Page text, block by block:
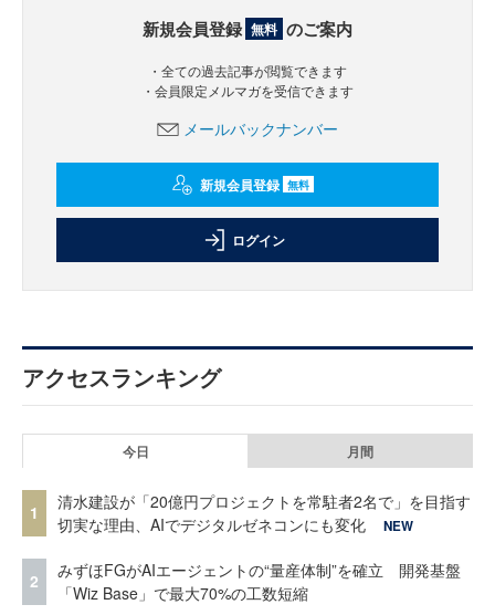
新規会員登録 無料 のご案内
・全ての過去記事が閲覧できます
・会員限定メルマガを受信できます
メールバックナンバー
新規会員登録 無料
ログイン
アクセスランキング
今日 月間
1
清水建設が「20億円プロジェクトを常駐者2名で」を目指す
切実な理由、AIでデジタルゼネコンにも変化
NEW
2
みずほFGがAIエージェントの“量産体制”を確立 開発基盤
「Wiz Base」で最大70%の工数短縮